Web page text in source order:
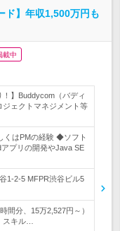
ド】年収1,500万円も
載中
！】Buddycom（バディ
ジェクトマネジメント等
くはPMの経験 ◆ソフト
プリの開発やJava SE
1-2-5 MFPR渋谷ビル5
間分、15万2,527円～）
キル…